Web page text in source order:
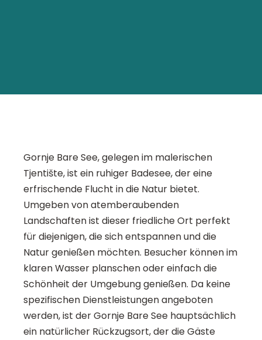
Gornje Bare See, gelegen im malerischen
Tjentište, ist ein ruhiger Badesee, der eine
erfrischende Flucht in die Natur bietet.
Umgeben von atemberaubenden
Landschaften ist dieser friedliche Ort perfekt
für diejenigen, die sich entspannen und die
Natur genießen möchten. Besucher können im
klaren Wasser planschen oder einfach die
Schönheit der Umgebung genießen. Da keine
spezifischen Dienstleistungen angeboten
werden, ist der Gornje Bare See hauptsächlich
ein natürlicher Rückzugsort, der die Gäste